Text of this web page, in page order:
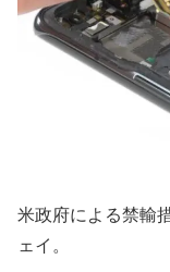
米政府による禁輸
ェイ。